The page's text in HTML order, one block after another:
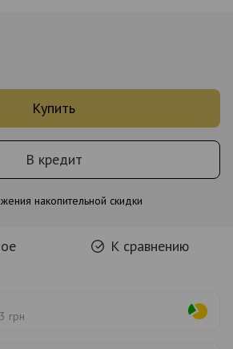
Купить
В кредит
накопительной скидки
К сравнению
грн